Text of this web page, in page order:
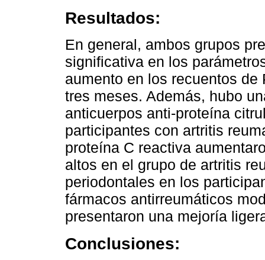
Resultados:
En general, ambos grupos
significativa en los
aumento en los recuentos
tres meses. Además, hubo
anticuerpos anti-proteína
participantes con artritis
proteína C reactiva
altos en el grupo de artritis
periodontales en los
fármacos antirreumáticos
presentaron una mejoría
Conclusiones: